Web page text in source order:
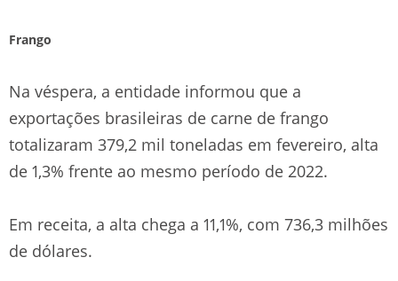
Frango
Na véspera, a entidade informou que a
exportações brasileiras de carne de frango
totalizaram 379,2 mil toneladas em fevereiro, alta
de 1,3% frente ao mesmo período de 2022.
Em receita, a alta chega a 11,1%, com 736,3 milhões
de dólares.